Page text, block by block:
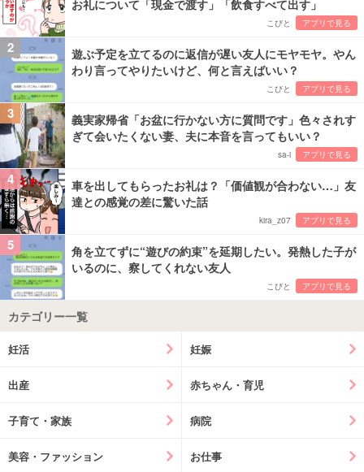
お礼について「現金で渡す」「飲食すべて出す」
こびと アプリで見る
2
遊ぶ予定を立てるのに返信が遅い友人にモヤモヤ。やん
わり言ってやりたいけど、何と言えばいい？
こびと アプリで見る
3
義実家帰省「お盆に行かない方に質問です」色々されす
ぎて会いたくない妻、夫に本音を言ってもいい？
sa-i アプリで見る
4
車を出してもらったお礼は？「価値観が合わない…」友
達との感覚の差に驚いた話
kira_z07 アプリで見る
5
角を立てずに“遊びの約束”を延期したい。発熱した子が
いるのに、察してくれない友人
こびと アプリで見る
カテゴリー一覧
妊活 妊娠
出産 赤ちゃん・育児
子育て・家族 病院
美容・ファッション お仕事